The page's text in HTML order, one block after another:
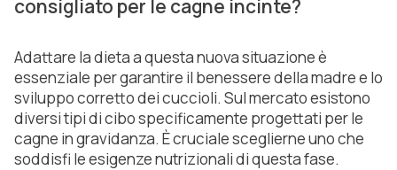
consigliato per le cagne incinte?
Adattare la dieta a questa nuova situazione è
essenziale per garantire il benessere della madre e lo
sviluppo corretto dei cuccioli. Sul mercato esistono
diversi tipi di cibo specificamente progettati per le
cagne in gravidanza. È cruciale sceglierne uno che
soddisfi le esigenze nutrizionali di questa fase.